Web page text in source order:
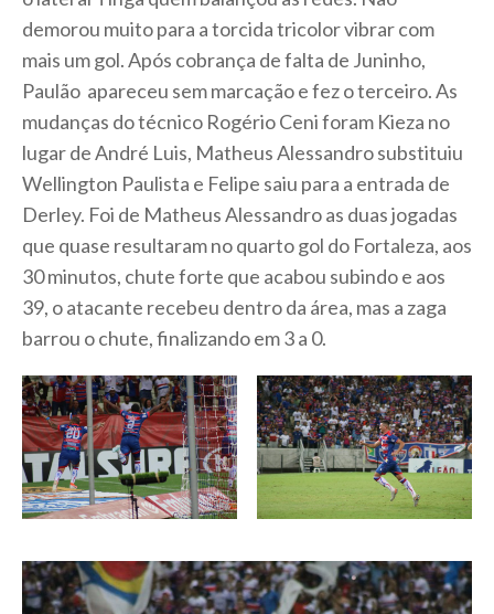
demorou muito para a torcida tricolor vibrar com
mais um gol. Após cobrança de falta de Juninho,
Paulão apareceu sem marcação e fez o terceiro. As
mudanças do técnico Rogério Ceni foram Kieza no
lugar de André Luis, Matheus Alessandro substituiu
Wellington Paulista e Felipe saiu para a entrada de
Derley. Foi de Matheus Alessandro as duas jogadas
que quase resultaram no quarto gol do Fortaleza, aos
30 minutos, chute forte que acabou subindo e aos
39, o atacante recebeu dentro da área, mas a zaga
barrou o chute, finalizando em 3 a 0.